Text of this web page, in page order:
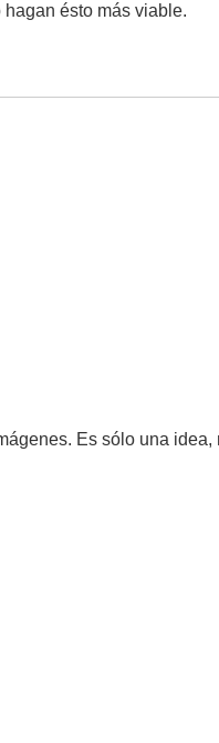
ésto más viable.
Es sólo una idea,